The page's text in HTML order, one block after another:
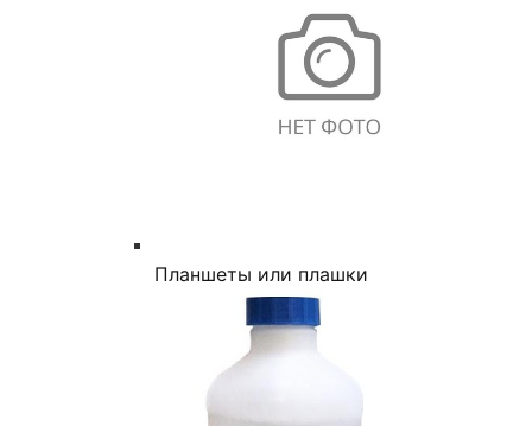
Планшеты или плашки